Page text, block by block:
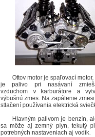
Ottov motor je spaľovací motor,
je palivo pri nasávaní
vzduchom v karburátore a
výbušnú zmes. Na zapálenie
stlačení používania elektrická
Hlavným palivom je benzín,
sa môže aj zemný plyn, tekutý
potrebných nastaveniach aj vodík.